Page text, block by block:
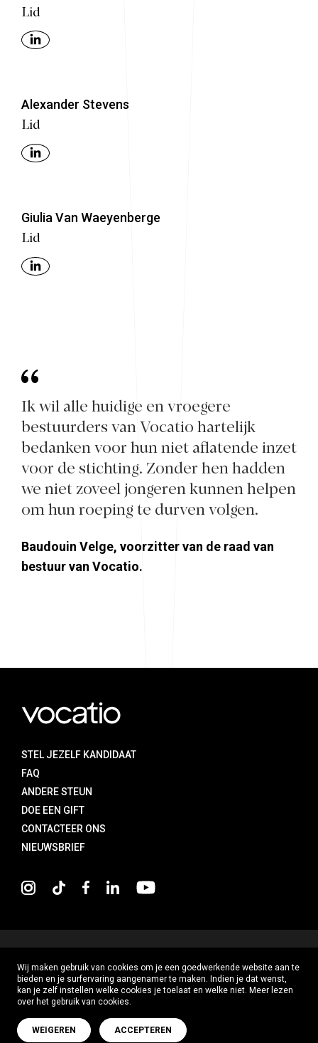
Lid
Alexander Stevens
Lid
Giulia Van Waeyenberge
Lid
Ik wil alle huidige en vroegere
bestuurders van Vocatio hartelijk
bedanken voor hun niet aflatende inzet
voor de stichting. Zonder hen hadden
we niet zoveel jongeren kunnen helpen
om hun roeping te durven volgen.
Baudouin Velge, voorzitter van de raad van
bestuur van Vocatio.
STEL JEZELF KANDIDAAT
FAQ
ANDERE STEUN
DOE EEN GIFT
CONTACTEER ONS
NIEUWSBRIEF
PRIVACY POLICY
DISCLAIMER
COOKIE-VOORKEUREN
Wij maken gebruik van cookies om je een goedwerkende website aan te
bieden en je surfervaring aangenamer te maken. Indien je dat wenst,
kan je zelf instellen welke cookies je toelaat en welke niet. Meer lezen
over het gebruik van cookies.
WEIGEREN ACCEPTEREN